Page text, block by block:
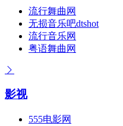
流行舞曲网
无损音乐吧dtshot
流行音乐网
粤语舞曲网
影视
555电影网